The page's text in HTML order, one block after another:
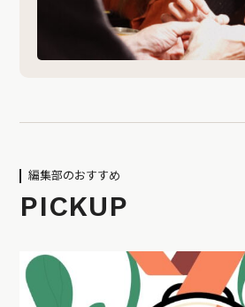
編集部のおすすめ
PICKUP